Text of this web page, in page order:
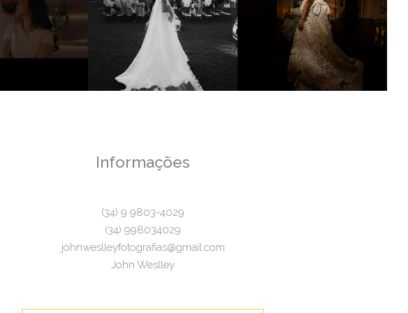
Informações
(34) 9 9803-4029
(34) 998034029
johnweslleyfotografias@gmail.com
John Weslley